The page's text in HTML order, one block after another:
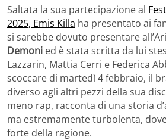
Saltata la sua partecipazione al
2025, Emis Killa ha presentato ai
si sarebbe dovuto presentare
Demoni ed è stata scritta da lui
Lazzarin, Mattia Cerri e Federica
scoccare di martedì 4 febbraio, il
diverso agli altri pezzi della sua
meno rap, racconta di una storia
ma estremamente turbolenta,
forte della ragione.